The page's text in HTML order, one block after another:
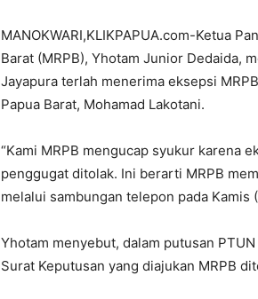
MANOKWARI,KLIKPAPUA.com-Ketua
Barat (MRPB), Yhotam Junior Dedaida,
Jayapura terlah menerima eksepsi
Papua Barat, Mohamad Lakotani.
“Kami MRPB mengucap syukur karena
penggugat ditolak. Ini berarti MRPB
melalui sambungan telepon pada Kamis
Yhotam menyebut, dalam putusan
Surat Keputusan yang diajukan MRPB